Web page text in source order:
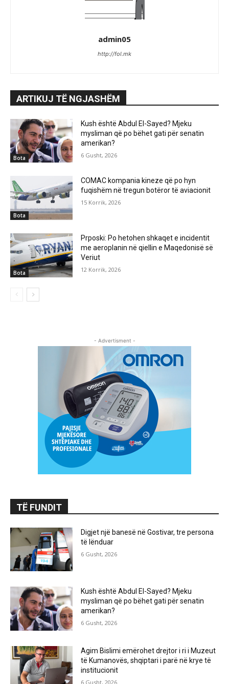
admin05
http://fol.mk
ARTIKUJ TË NGJASHËM
Bota
Kush është Abdul El-Sayed? Mjeku
mysliman që po bëhet gati për senatin
amerikan?
6 Gusht, 2026
Bota
COMAC kompania kineze që po hyn
fuqishëm në tregun botëror të aviacionit
15 Korrik, 2026
Bota
Prposki: Po hetohen shkaqet e incidentit
me aeroplanin në qiellin e Maqedonisë së
Veriut
12 Korrik, 2026
- Advertisment -
TË FUNDIT
Digjet një banesë në Gostivar, tre persona
të lënduar
6 Gusht, 2026
Kush është Abdul El-Sayed? Mjeku
mysliman që po bëhet gati për senatin
amerikan?
6 Gusht, 2026
Agim Bislimi emërohet drejtor i ri i Muzeut
të Kumanovës, shqiptari i parë në krye të
institucionit
6 Gusht, 2026